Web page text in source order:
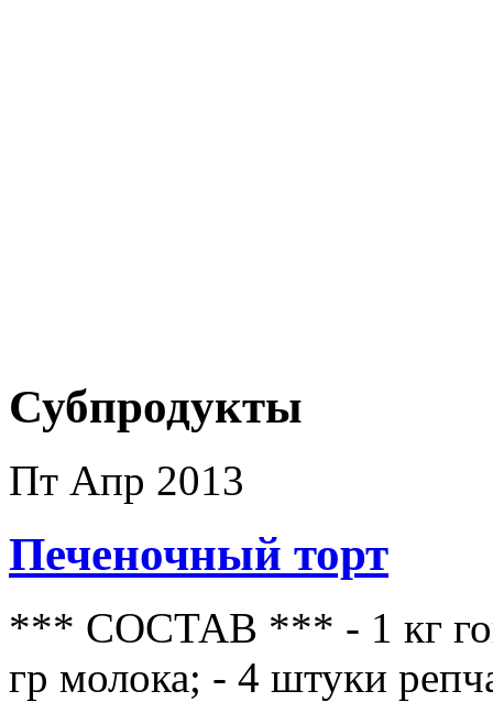
Субпродукты
Пт Апр 2013
Печеночный торт
*** СОСТАВ *** - 1 кг
гр молока; - 4 штуки